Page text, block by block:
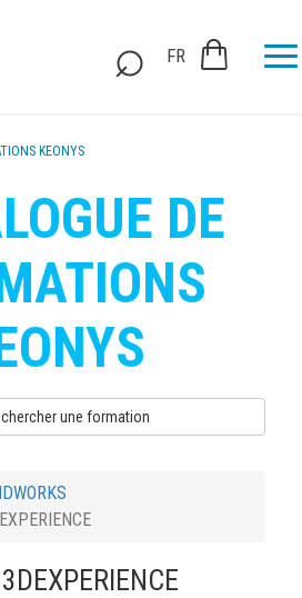
FR
KEONYS
DE
une formation